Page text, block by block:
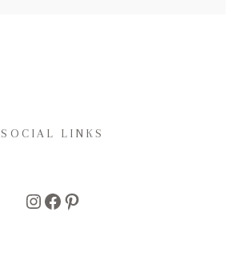
SOCIAL LINKS
Instagram
Facebook
Pinterest